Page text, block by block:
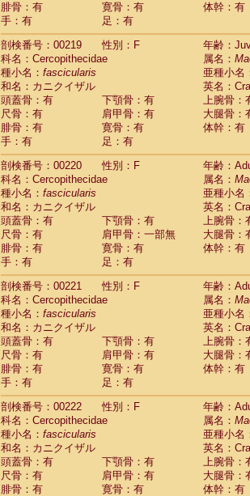
腓骨：有
寛骨：有
体幹：有
手：有
足：有
剖検番号：00219
性別：F
年齢：
科名：Cercopithecidae
属名：
種小名： fascicularis
亜種小名
和名：カニクイザル
英名：
頭蓋骨：有
下顎骨：有
上腕骨：
尺骨：有
肩甲骨：有
大腿骨：
腓骨：有
寛骨：有
体幹：有
手：有
足：有
剖検番号：00220
性別：F
年齢：
科名：Cercopithecidae
属名：
種小名： fascicularis
亜種小名
和名：カニクイザル
英名：
頭蓋骨：有
下顎骨：有
上腕骨：
尺骨：有
肩甲骨：一部無
大腿骨：
腓骨：有
寛骨：有
体幹：有
手：有
足：有
剖検番号：00221
性別：F
年齢：
科名：Cercopithecidae
属名：
種小名： fascicularis
亜種小名
和名：カニクイザル
英名：
頭蓋骨：有
下顎骨：有
上腕骨：
尺骨：有
肩甲骨：有
大腿骨：
腓骨：有
寛骨：有
体幹：有
手：有
足：有
剖検番号：00222
性別：F
年齢：
科名：Cercopithecidae
属名：
種小名： fascicularis
亜種小名
和名：カニクイザル
英名：
頭蓋骨：有
下顎骨：有
上腕骨：
尺骨：有
肩甲骨：有
大腿骨：
腓骨：有
寛骨：有
体幹：有